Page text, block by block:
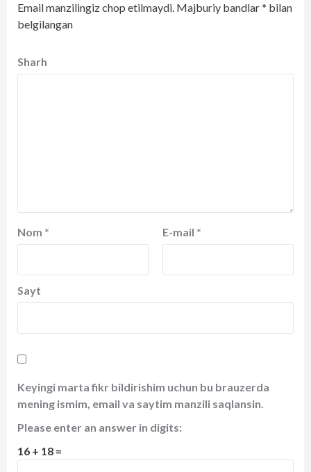
Email manzilingiz chop etilmaydi. Majburiy bandlar* bilan
belgilangan
Sharh
Nom * E-mail *
Sayt
Keyingi marta fikr bildirishim uchun bu brauzerda
mening ismim, email va saytim manzili saqlansin.
Please enter an answer in digits:
16 + 18 =